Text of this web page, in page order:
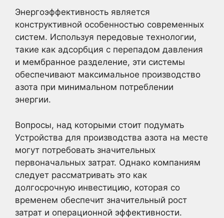
Энергоэффективность является
конструктивной особенностью современных
систем. Используя передовые технологии,
такие как адсорбция с перепадом давления
и мембранное разделение, эти системы
обеспечивают максимальное производство
азота при минимальном потреблении
энергии.
Вопросы, над которыми стоит подумать
Устройства для производства азота на месте
могут потребовать значительных
первоначальных затрат. Однако компаниям
следует рассматривать это как
долгосрочную инвестицию, которая со
временем обеспечит значительный рост
затрат и операционной эффективности.